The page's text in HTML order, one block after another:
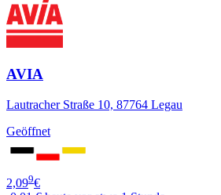
AVIA
Lautracher Straße 10, 87764 Legau
Geöffnet
2,099€